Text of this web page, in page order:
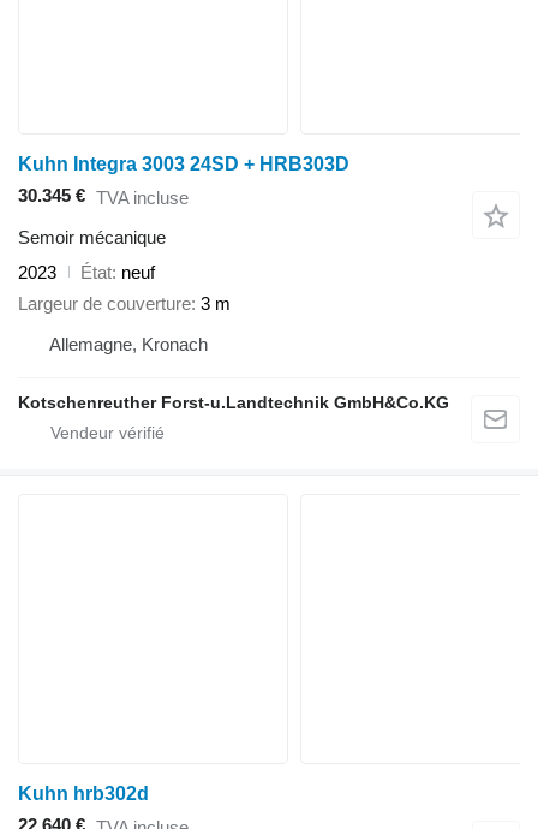
Kuhn Integra 3003 24SD + HRB303D
30.345 € TVA incluse
Semoir mécanique
2023
État neuf
Largeur de couverture 3 m
Allemagne, Kronach
Kotschenreuther Forst-u.Landtechnik GmbH&Co.KG
Kuhn hrb302d
22.640 €